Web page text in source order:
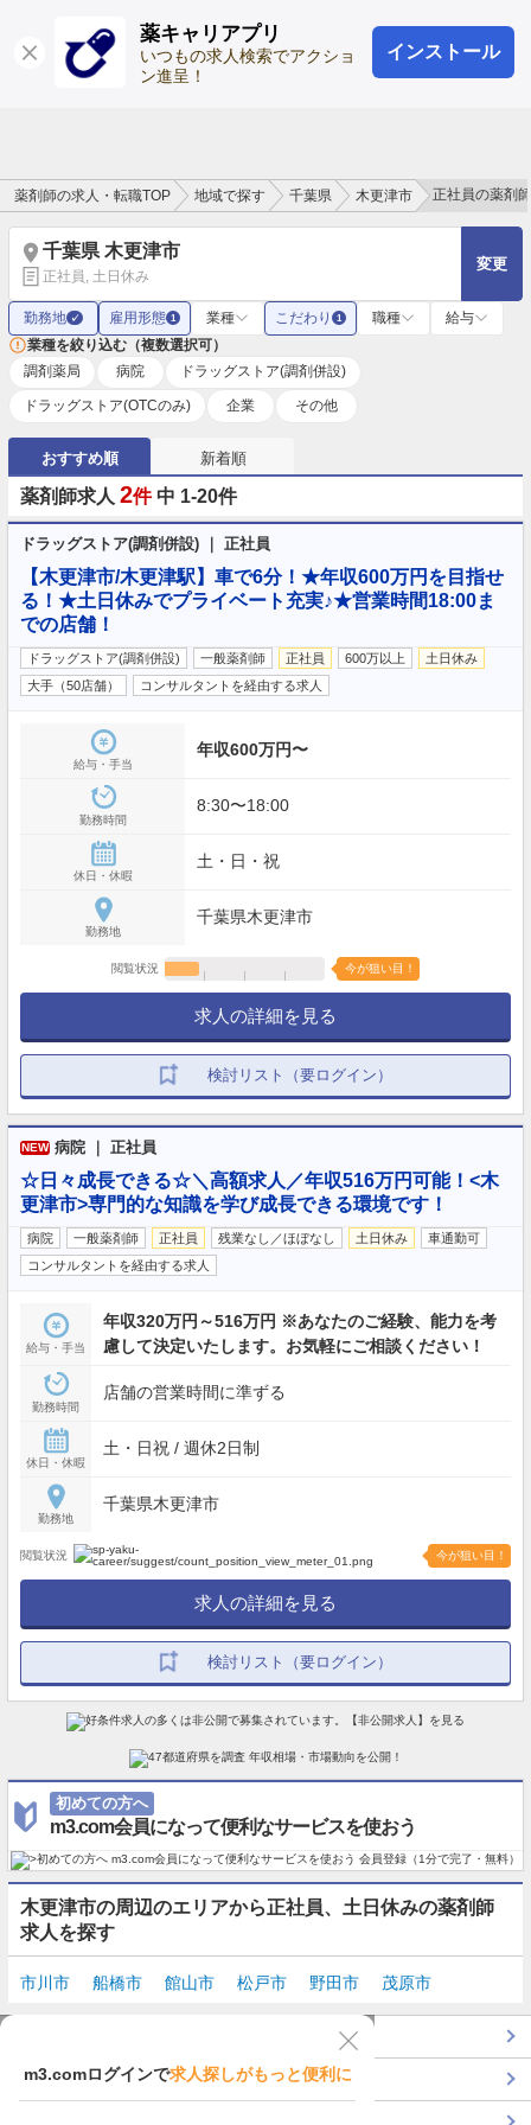
薬キャリアプリ
いつもの求人検索でアクショ
ン進呈！
インストール
ログイン 会員登録
薬剤師の求人・転職TOP 地域で探す 千葉県 木更津市 正社員の薬剤
千葉県 木更津市
正社員, 土日休み
変更
勤務地 ✓ 雇用形態 1 業種 こだわり 1 職種
給与
業種を絞り込む（複数選択可）
調剤薬局
病院 ドラッグストア(調剤併設)
ドラッグストア(OTCのみ) 企業 その他
おすすめ順 新着順
薬剤師求人 2件 中 1-20件
ドラッグストア(調剤併設) ｜ 正社員
【木更津市/木更津駅】車で6分！★年収600万円を目指せ
る！★土日休みでプライベート充実♪★営業時間18:00ま
での店舗！
ドラッグストア(調剤併設) 一般薬剤師 正社員 600万以上
土日休み
大手（50店舗）
コンサルタントを経由する求人
給与・手当
年収600万円〜
勤務時間
8:30〜18:00
休日・休暇
土・日・祝
勤務地
千葉県木更津市
閲覧状況 今が狙い目！
求人の詳細を見る
検討リスト（要ログイン）
NEW 病院 ｜ 正社員
☆日々成長できる☆＼高額求人／年収516万円可能！<木
更津市>専門的な知識を学び成長できる環境です！
病院 一般薬剤師 正社員 残業なし／ほぼなし 土日休み
車通勤可
コンサルタントを経由する求人
給与・手当
年収320万円～516万円 ※あなたのご経験、能力を考
慮して決定いたします。お気軽にご相談ください！
勤務時間
店舗の営業時間に準ずる
休日・休暇
土・日祝 / 週休2日制
勤務地
千葉県木更津市
閲覧状況 今が狙い目！
求人の詳細を見る
検討リスト（要ログイン）
初めての方へ
m3.com会員になって便利なサービスを使おう
木更津市の周辺のエリアから正社員、土日休みの薬剤師
求人を探す
市川市 船橋市 館山市 松戸市 野田市 茂原市
m3.comログインで求人探しがもっと便利に
最近チェックした求人一覧